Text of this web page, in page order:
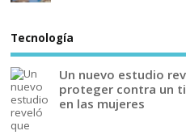
Tecnología
Un nuevo estudio
proteger contra un
en las mujeres